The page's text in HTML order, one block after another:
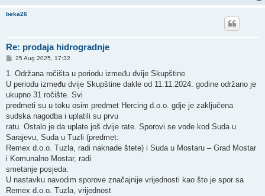
beka26
Re: prodaja hidrogradnje
P
s
25 Aug 2025, 17:32
1. Održana ročišta u periodu između dvije Skupštine
U periodu između dvije Skupštine dakle od 11.11.2024. godine održano je
ukupno 31 ročište. Svi
predmeti su u toku osim predmet Hercing d.o.o. gdje je zaključena
sudska nagodba i uplatili su prvu
ratu. Ostalo je da uplate još dvije rate. Sporovi se vode kod Suda u
Sarajevu, Suda u Tuzli (predmet:
Remex d.o.o. Tuzla, radi naknade štete) i Suda u Mostaru – Grad Mostar
i Komunalno Mostar, radi
smetanje posjeda.
U nastavku navodim sporove značajnije vrijednosti kao što je spor sa
Remex d.o.o. Tuzla, vrijednost